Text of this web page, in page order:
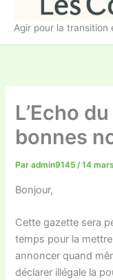
Agir pour la transition
L’Echo
bonnes
Paradmin9145/14
Bonjour,
Cette gazette sera
temps pour la
annoncer quand
déclarer illégale la